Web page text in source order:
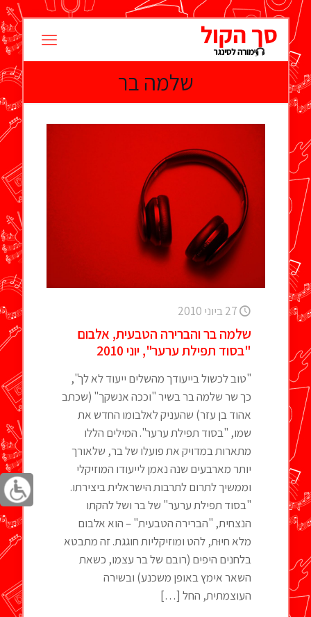
שלמה בר
27 ביוני 2010
שלמה בר והברירה הטבעית, אלבום
"בסוד תפילת ערער", יוני 2010
"טוב לכשול בייעודך מהשלים ייעוד לא לך",
כך שר שלמה בר בשיר "וככה אנשקך" (שכתב
אהוד בן עזר) שהעניק לאלבומו החדש את
שמו, "בסוד תפילת ערער". המילים הללו
מתארות במדויק את פועלו של בר, שלאורך
יותר מארבעים שנה נאמן לייעודו המוזיקלי
וממשיך לתרום לתרבות הישראלית ביצירתו.
"בסוד תפילת ערער" של בר ושל להקתו
הנצחית, "הברירה הטבעית" – הוא אלבום
מלא חיוּת, להט ומוזיקליות חוגגת. זה מתבטא
בלחנים היפים (רובם של בר עצמו, כשאת
השאר אימץ באופן משכנע) ובשירה
העוצמתית, החל […]